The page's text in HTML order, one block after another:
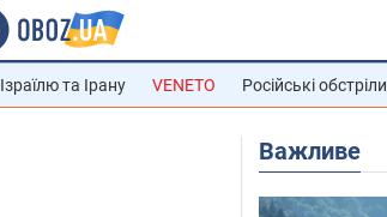
та Ірану VENETO Російські обстріли
Важливе